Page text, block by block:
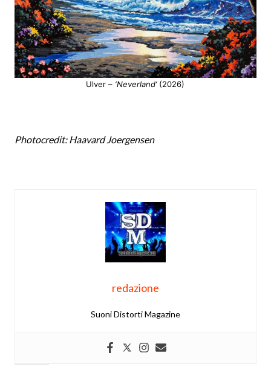
Ulver – ‘Neverland’(2026)
Photocredit: Haavard Joergensen
redazione
Suoni Distorti Magazine